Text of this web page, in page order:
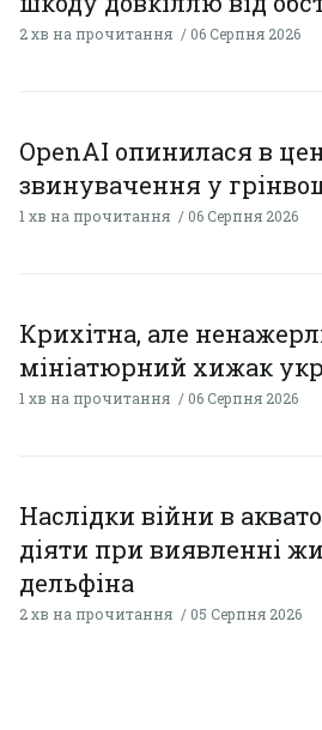
2 хв на прочитання 06 Серпня 2026
OpenAI опинилася в
звинувачення у
1 хв на прочитання 06 Серпня 2026
Крихітна, але
мініатюрний хижак
1 хв на прочитання 06 Серпня 2026
Наслідки війни в
діяти при виявленні
дельфіна
2 хв на прочитання 05 Серпня 2026